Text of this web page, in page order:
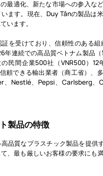
最適化、新たな市場への参入な
ます。現在、Duy Tânの製品は
います。
を受けており、信頼性のある
年連続での高品質ベトナム製品
民間企業500社（VNR500）
頼できる輸出業者（商工省）
、Nestlé、Pepsi、Carlsberg、
製品の特徴
品質なプラスチック製品を提供
、最も厳しいお客様の要求にも